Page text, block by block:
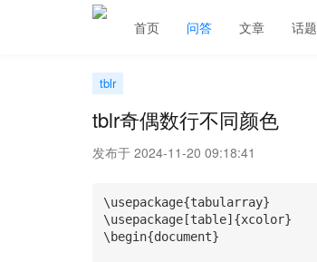
首页 问答 文章 话题
tblr
tblr奇偶数行不同颜色
发布于 2024-11-20 09:18:41
\usepackage{tabularray}
\usepackage[table]{xcolor}
\begin{document}